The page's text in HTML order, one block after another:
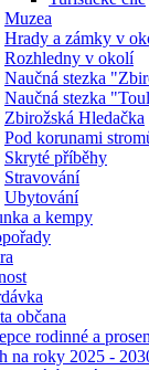
Muzea
Hrady a zámky v
Rozhledny v okolí
Naučná stezka
Naučná stezka
Zbirožská Hledačka
Pod korunami
Skryté příběhy
Stravování
Ubytování
a kempy
občana
rodinné a
na roky 2025 -